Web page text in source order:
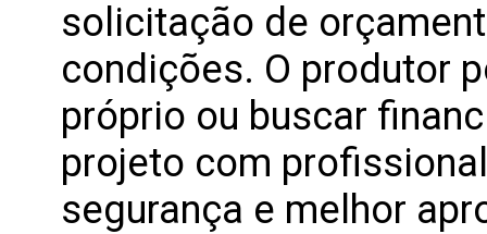
solicitação de
condições. O produtor
próprio ou buscar
projeto com
segurança e melhor